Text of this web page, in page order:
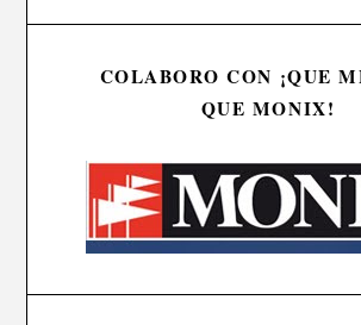
COLABORO CON ¡QUE
QUE MONIX!